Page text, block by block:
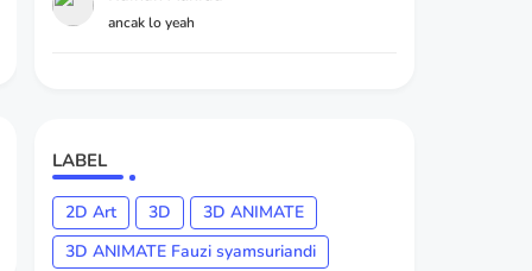
ancak lo yeah
LABEL
2D Art 3D
3D ANIMATE
3D ANIMATE Fauzi syamsuriandi